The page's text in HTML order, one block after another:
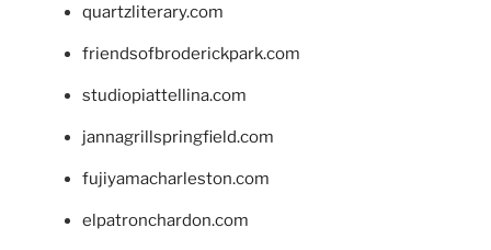
quartzliterary.com
friendsofbroderickpark.com
studiopiattellina.com
jannagrillspringfield.com
fujiyamacharleston.com
elpatronchardon.com